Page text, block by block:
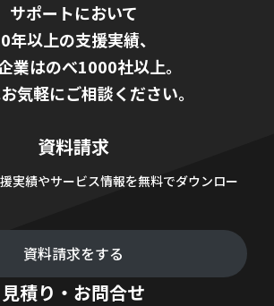
サポートにおいて
年以上の支援実績、
業はのべ1000社以上。
気軽にご相談ください。
資料請求
実績やサービス情報を無料でダウンロー
資料請求をする
見積り・お問合せ